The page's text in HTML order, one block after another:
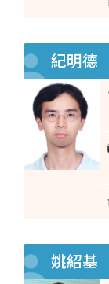
紀明德
姚紹基